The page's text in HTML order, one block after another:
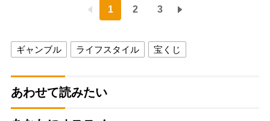
1 2 3
ギャンブル ライフスタイル 宝くじ
あわせて読みたい